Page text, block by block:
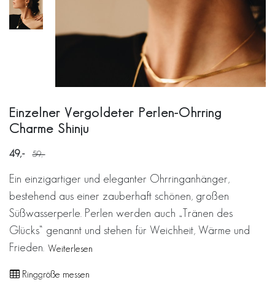
Einzelner Vergoldeter Perlen-Ohrring
Charme Shinju
49 59
Ein einzigartiger und eleganter Ohrringanhänger,
bestehend aus einer zauberhaft schönen, großen
Süßwasserperle. Perlen werden auch „Tränen des
Glücks“ genannt und stehen für Weichheit, Wärme und
Frieden. Weiterlesen
Ringgröße messen